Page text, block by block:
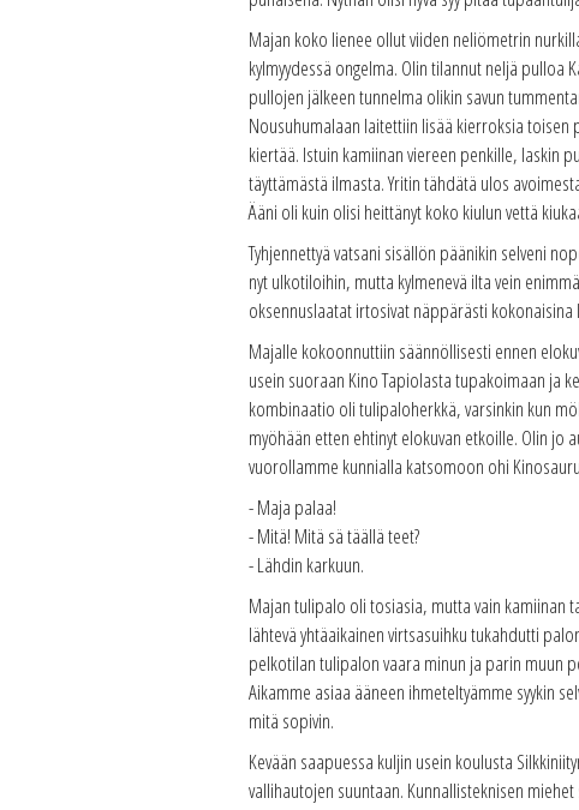
Majan koko lienee ollut viiden neliömetrin
kylmyydessä ongelma. Olin tilannut neljä
pullojen jälkeen tunnelma olikin savun
Nousuhumalaan laitettiin lisää kierroksia
kiertää. Istuin kamiinan viereen penkille, laskin
täyttämästä ilmasta. Yritin tähdätä ulos
Ääni oli kuin olisi heittänyt koko kiulun vettä
Tyhjennettyä vatsani sisällön päänikin selveni
nyt ulkotiloihin, mutta kylmenevä ilta vein
oksennuslaatat irtosivat näppärästi kokonaisina
Majalle kokoonnuttiin säännöllisesti ennen
usein suoraan Kino Tapiolasta tupakoimaan ja
kombinaatio oli tulipaloherkkä, varsinkin kun
myöhään etten ehtinyt elokuvan etkoille. Olin jo
vuorollamme kunnialla katsomoon ohi
- Maja palaa!
- Mitä! Mitä sä täällä teet?
- Lähdin karkuun.
Majan tulipalo oli tosiasia, mutta vain kamiinan
lähtevä yhtäaikainen virtsasuihku tukahdutti
pelkotilan tulipalon vaara minun ja parin muun
Aikamme asiaa ääneen ihmeteltyämme syykin
mitä sopivin.
Kevään saapuessa kuljin usein koulusta
vallihautojen suuntaan. Kunnallisteknisen